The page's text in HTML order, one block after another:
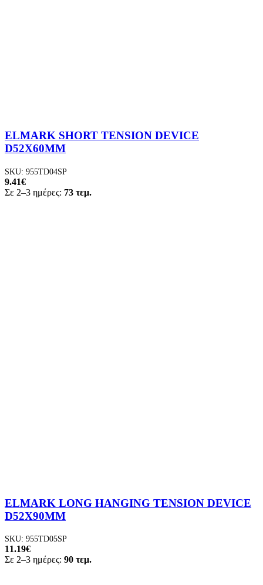
ELMARK SHORT TENSION DEVICE
D52X60MM
SKU: 955TD04SP
9.41€
Σε 2–3 ημέρες: 73 τεμ.
ELMARK LONG HANGING TENSION DEVICE
D52X90MM
SKU: 955TD05SP
11.19€
Σε 2–3 ημέρες: 90 τεμ.